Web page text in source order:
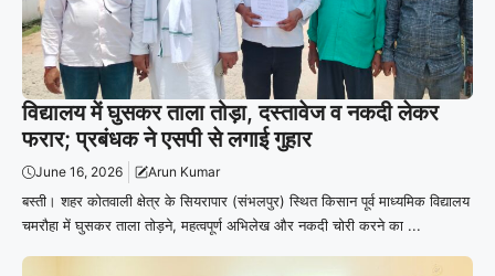
विद्यालय में घुसकर ताला तोड़ा, दस्तावेज व नकदी लेकर
फरार; प्रबंधक ने एसपी से लगाई गुहार
June 16, 2026 Arun Kumar
बस्ती। शहर कोतवाली क्षेत्र के सियरापार (संभलपुर) स्थित किसान पूर्व माध्यमिक विद्यालय
चमरौहा में घुसकर ताला तोड़ने, महत्वपूर्ण अभिलेख और नकदी चोरी करने का ...